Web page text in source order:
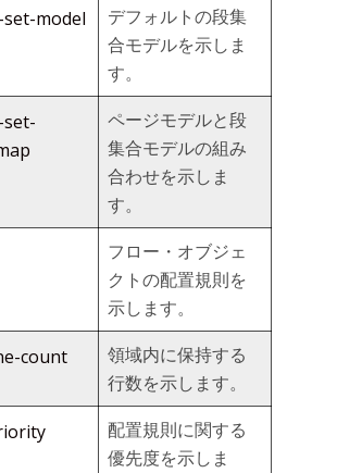
model
デフォルトの段集
合モデルを示しま
す。
ページモデルと段
集合モデルの組み
合わせを示しま
す。
フロー・オブジェ
クトの配置規則を
示します。
count
領域内に保持する
行数を示します。
配置規則に関する
優先度を示しま